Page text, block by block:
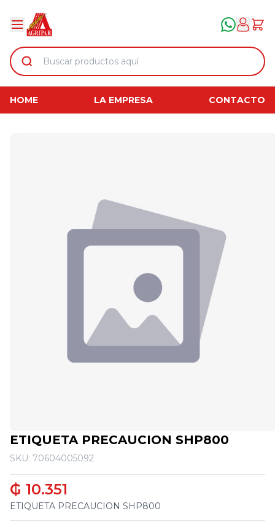
HOME LA EMPRESA CONTACTO
ETIQUETA PRECAUCION SHP800
SKU: 70604005092
₲ 10.351
ETIQUETA PRECAUCION SHP800